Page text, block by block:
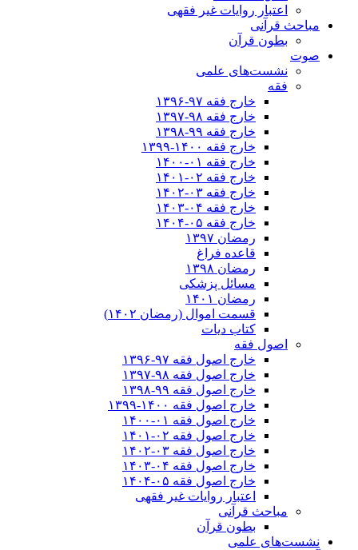
اعتبار روایات غیر فقهی
مباحث قرآنی
بطون قرآن
صوت
نشست‌های علمی
فقه
خارج فقه ۹۷-۱۳۹۶
خارج فقه ۹۸-۱۳۹۷
خارج فقه ۹۹-۱۳۹۸
خارج فقه ۱۴۰۰-۱۳۹۹
خارج فقه ۰۱-۱۴۰۰
خارج فقه ۰۲-۱۴۰۱
خارج فقه ۰۳-۱۴۰۲
خارج فقه ۰۴-۱۴۰۳
خارج فقه ۰۵-۱۴۰۴
رمضان ۱۳۹۷
قاعده فراغ
رمضان ۱۳۹۸
مسائل پزشکی
رمضان ۱۴۰۱
قسمت اموال (رمضان ۱۴۰۲)
کتاب دیات
اصول فقه
خارج اصول فقه ۹۷-۱۳۹۶
خارج اصول فقه ۹۸-۱۳۹۷
خارج اصول فقه ۹۹-۱۳۹۸
خارج اصول فقه ۱۴۰۰-۱۳۹۹
خارج اصول فقه ۰۱-۱۴۰۰
خارج اصول فقه ۰۲-۱۴۰۱
خارج اصول فقه ۰۳-۱۴۰۲
خارج اصول فقه ۰۴-۱۴۰۳
خارج اصول فقه ۰۵-۱۴۰۴
اعتبار روایات غیر فقهی
مباحث قرآنی
بطون قرآن
نشست‌های علمی